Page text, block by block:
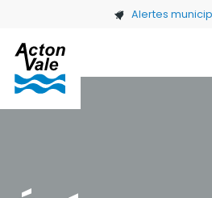
Skip to main content Alertes